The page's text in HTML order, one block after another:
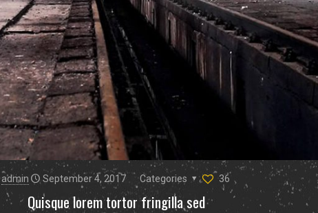
admin September 4, 2017 Categories 36
Quisque lorem tortor fringilla sed